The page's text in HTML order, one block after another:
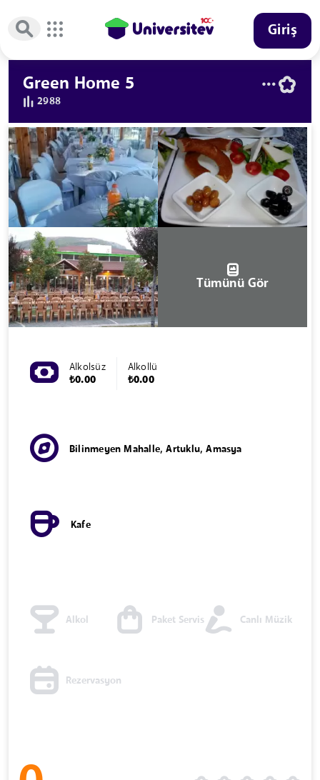
Giriş
Green Home 5
2988
Tümünü Gör
Alkolsüz
₺0.00
Alkollü
₺0.00
Bilinmeyen Mahalle, Artuklu, Amasya
Kafe
Alkol Paket Servis Canlı Müzik
Rezervasyon